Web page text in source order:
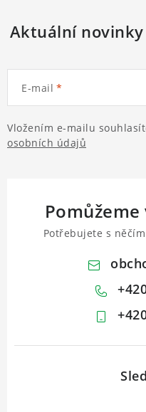
Aktuální
E-mail
Vložením e-mailu
osobních údajů
Potřebujete s